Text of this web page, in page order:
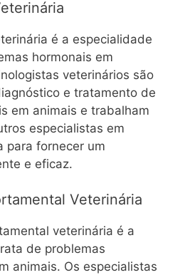
é a especialidade
hormonais em
veterinários são
e tratamento de
em animais e trabalham
especialistas em
para fornecer um
e eficaz.
Veterinária
veterinária é a
de problemas
animais. Os especialistas